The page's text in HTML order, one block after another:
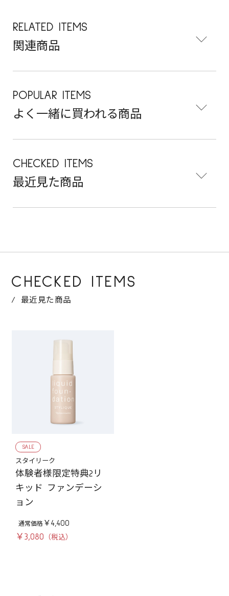
RELATED ITEMS
関連商品
POPULAR ITEMS
よく一緒に買われる商品
CHECKED ITEMS
最近見た商品
CHECKED ITEMS
最近見た商品
SALE
スタイリーク
体験者様限定特典2リ
キッド ファンデーシ
ョン
￥4,400
￥3,080